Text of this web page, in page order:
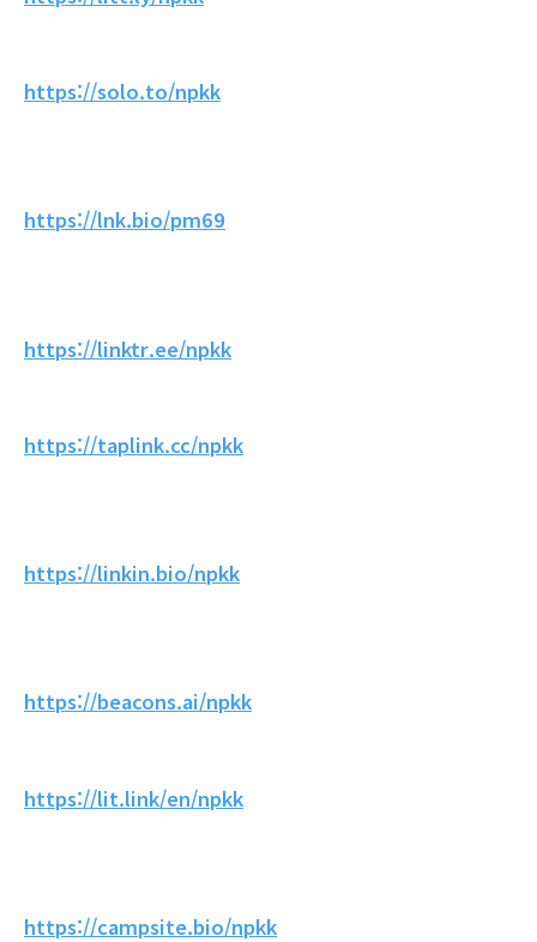
https://solo.to/npkk
https://lnk.bio/pm69
https://linktr.ee/npkk
https://taplink.cc/npkk
https://linkin.bio/npkk
https://beacons.ai/npkk
https://lit.link/en/npkk
https://campsite.bio/npkk